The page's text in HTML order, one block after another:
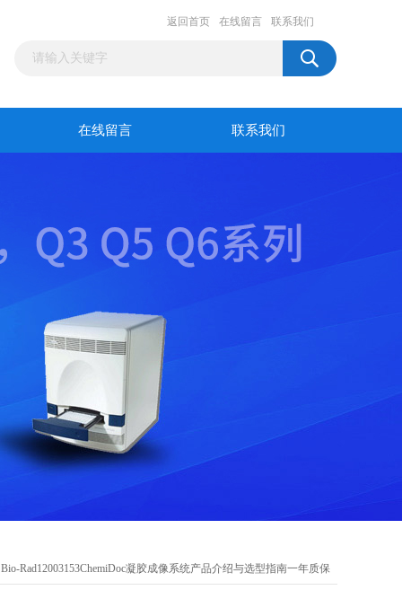
返回首页 在线留言 联系我们
在线留言 联系我们
Rad12003153ChemiDoc凝胶成像系统产品介绍与选型指南一年质保